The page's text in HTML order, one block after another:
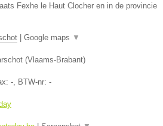
Fexhe le Haut Clocher en in de provincie
| Google maps ▼
(Vlaams-Brabant)
- , BTW-nr: -